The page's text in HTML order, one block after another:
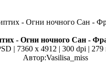
- Огни ночного Сан -
| 7360 х 4912 | 300 dpi | 279
Автор:Vasilisa_miss